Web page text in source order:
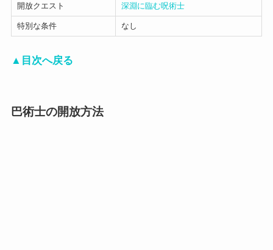
開放クエスト 深淵に臨む呪術士
特別な条件 なし
▲目次へ戻る
巴術士の開放方法